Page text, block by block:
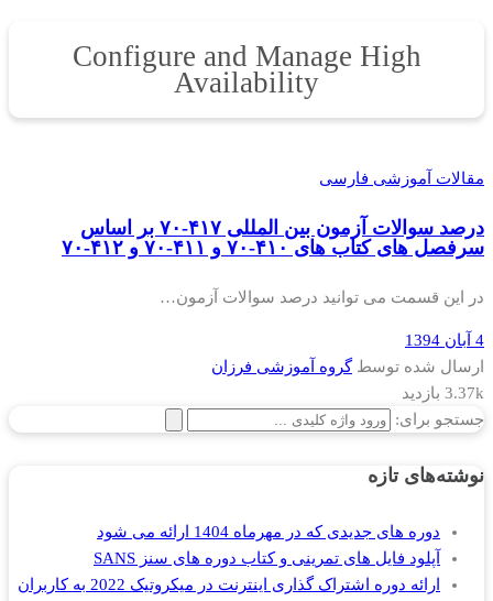
Configure and Manage High
Availability
مقالات آموزشی فارسی
درصد سوالات آزمون بین المللی ۴۱۷-۷۰ بر اساس
سرفصل های کتاب های ۴۱۰-۷۰ و ۴۱۱-۷۰ و ۴۱۲-۷۰
در این قسمت می توانید درصد سوالات آزمون…
4 آبان 1394
ارسال شده توسطگروه آموزشی فرزان
3.37k بازدید
جستجو برای:
نوشته‌های تازه
دوره های جدیدی که در مهرماه 1404 ارائه می شود
آپلود فایل های تمرینی و کتاب دوره های سنز SANS
ارائه دوره اشتراک گذاری اینترنت در میکروتیک 2022 به کاربران